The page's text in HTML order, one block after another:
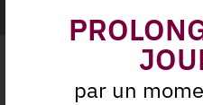
par un